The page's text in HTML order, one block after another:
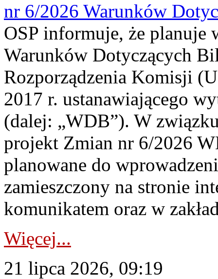
nr 6/2026 Warunków
OSP informuje, że planuje
Warunków Dotyczących
Rozporządzenia Komisji
2017 r. ustanawiającego
(dalej: „WDB”). W
projekt Zmian nr 6/2026
planowane do
zamieszczony na stronie
komunikatem oraz w
Więcej...
21 lipca 2026, 09:19